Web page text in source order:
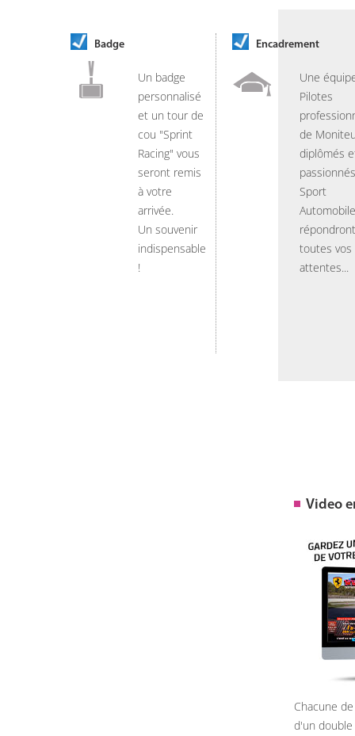
Badge
Un badge
personnalisé
et un tour de
cou "Sprint
Racing" vous
seront remis
à votre
arrivée.
Un souvenir
indispensable
!
Encadrement
Une
Pilotes
de
diplômés
Sport
Automobile
toutes vos
attentes...
Video
Chacune
d'un